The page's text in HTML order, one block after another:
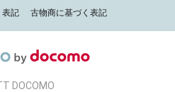
表記 古物商に基づく表記
DOCOMO